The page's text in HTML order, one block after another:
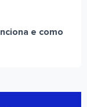
e como